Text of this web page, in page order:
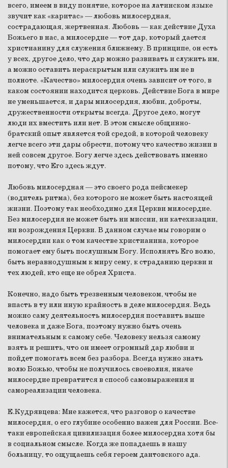
всего, имеем в виду понятие, которое на латинском языке
звучит как «каритас» — любовь милосердная,
сострадающая, жертвенная. Любовь — как действие Духа
Божьего в нас, а милосердие — тот дар, который дается
христианину для служения ближнему. В принципе, он есть
у всех, другое дело, что дар можно развивать и служить им,
а можно оставить нераскрытым или служить им не в
полноте. «Качество» милосердия очень зависит от того, в
каком состоянии находится церковь. Действие Бога в мире
не уменьшается, и дары милосердия, любви, доброты,
дружественности открыты всегда. Другое дело, могут
люди их вместить или нет. В этом смысле общинно-
братский опыт является той средой, в которой человеку
легче всего эти дары обрести, потому что качество жизни в
ней совсем другое. Богу легче здесь действовать именно
потому, что Его здесь ждут.
Любовь милосердная — это своего рода пейсмекер
(водитель ритма), без которого не может быть настоящей
жизни. Поэтому так необходимо для Церкви милосердие.
Без милосердия не может быть ни миссии, ни катехизации,
ни возрождения Церкви. В данном случае мы говорим о
милосердии как о том качестве христианина, которое
помогает ему быть послушным Богу. Исполнять Его волю,
быть неравнодушным к миру сему, к страданию церкви и
тех людей, кто еще не обрел Христа.
Конечно, надо быть трезвенным человеком, чтобы не
впасть в ту или иную крайность в деле милосердия. Ведь
можно саму деятельность милосердия поставить выше
человека и даже Бога, поэтому нужно быть очень
внимательным к самому себе. Человеку нельзя самому
взять и решить, что он имеет огромный дар любви и
пойдет помогать всем без разбора. Всегда нужно знать
волю Божью, чтобы не получилось своеволия, иначе
милосердие превратится в способ самовыражения и
самореализации человека.
Е.Кудрявцева: Мне кажется, что разговор о качестве
милосердия, о его глубине особенно важен для России. Все-
таки европейская цивилизация более милосердна хотя бы
в социальном смысле. Когда же попадаешь в нашу
больницу, то ощущаешь себя героем дантовского ада.